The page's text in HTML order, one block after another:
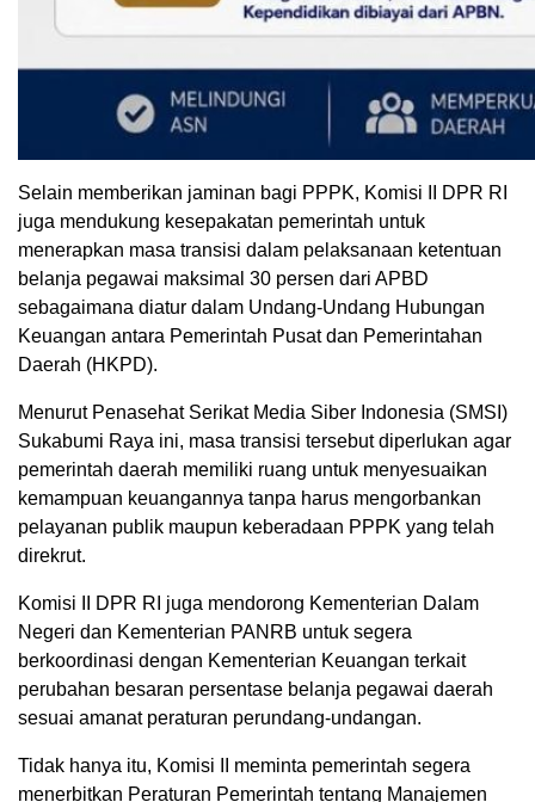
Selain memberikan jaminan bagi PPPK, Komisi II DPR RI
juga mendukung kesepakatan pemerintah untuk
menerapkan masa transisi dalam pelaksanaan ketentuan
belanja pegawai maksimal 30 persen dari APBD
sebagaimana diatur dalam Undang-Undang Hubungan
Keuangan antara Pemerintah Pusat dan Pemerintahan
Daerah (HKPD).
Menurut Penasehat Serikat Media Siber Indonesia (SMSI)
Sukabumi Raya ini, masa transisi tersebut diperlukan agar
pemerintah daerah memiliki ruang untuk menyesuaikan
kemampuan keuangannya tanpa harus mengorbankan
pelayanan publik maupun keberadaan PPPK yang telah
direkrut.
Komisi II DPR RI juga mendorong Kementerian Dalam
Negeri dan Kementerian PANRB untuk segera
berkoordinasi dengan Kementerian Keuangan terkait
perubahan besaran persentase belanja pegawai daerah
sesuai amanat peraturan perundang-undangan.
Tidak hanya itu, Komisi II meminta pemerintah segera
menerbitkan Peraturan Pemerintah tentang Manajemen